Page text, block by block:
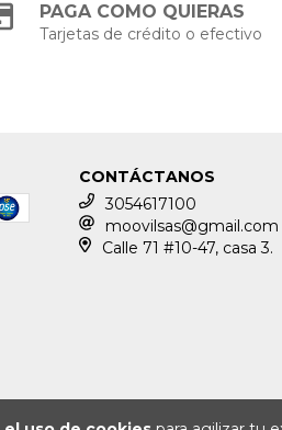
PAGA COMO QUIERAS
Tarjetas de crédito o efectivo
CONTÁCTANOS
3054617100
moovilsas@gmail.com
Calle 71 #10-47, casa 3.